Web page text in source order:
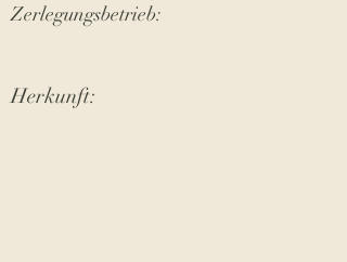
Zerlegungsbetrieb:
Herkunft: